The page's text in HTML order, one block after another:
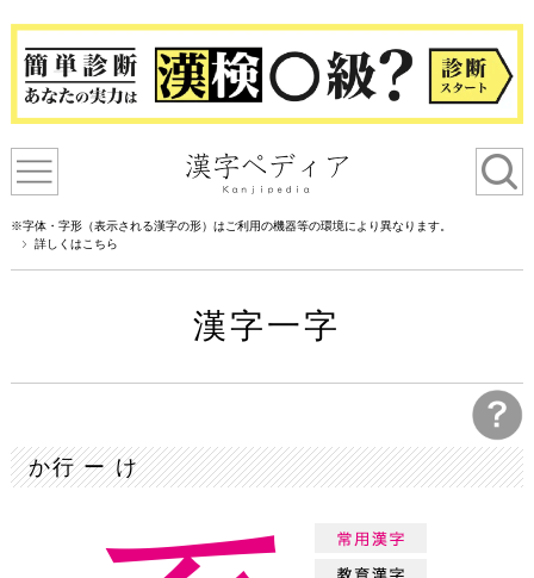
※字体・字形（表示される漢字の形）はご利用の機器等の環境により異なります。
詳しくはこちら
漢字一字
か行 ー け